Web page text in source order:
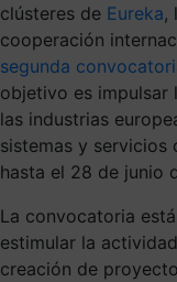
clústeres de Eureka,
cooperación
segunda
objetivo es
las industrias
sistemas y servicios
hasta el 28 de junio
La convocatoria
estimular la
creación de